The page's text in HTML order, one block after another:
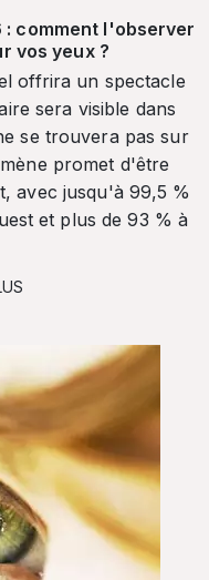
: comment l'observer
vos yeux ?
offrira un spectacle
sera visible dans
se trouvera pas sur
promet d'être
avec jusqu'à 99,5 %
et plus de 93 % à